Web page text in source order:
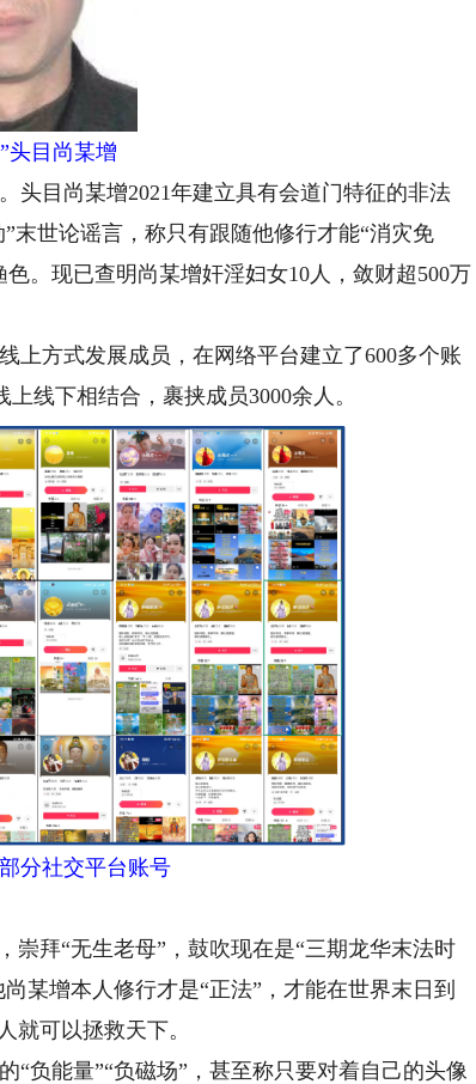
头目尚某增
目尚某增2021年建立具有会道门特征的非法
末世论谣言，称只有跟随他修行才能“消灾免
。现已查明尚某增奸淫妇女10人，敛财超500万
方式发展成员，在网络平台建立了600多个账
线下相结合，裹挟成员3000余人。
分社交平台账号
拜“无生老母”，鼓吹现在是“三期龙华末法时
某增本人修行才是“正法”，才能在世界末日到
就可以拯救天下。
能量”“负磁场”，甚至称只要对着自己的头像